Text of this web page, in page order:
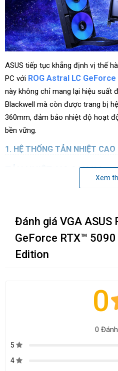
ASUS tiếp tục khẳng định vị thế
PC với ROG Astral LC GeForce
này không chỉ mang lại hiệu suất
Blackwell mà còn được trang bị
360mm, đảm bảo nhiệt độ hoạt
bền vững.
HỆ THỐNG TẢN NHIỆT CAO
TẢN NHIỆT AIO 360MM
Diện tích tản nhiệt tăng
Quạt axial-tech bền bỉ,
hiệu quả hơn.
Kích thước radiator: 400 x
Xem
Đánh giá VGA ASUS
GeForce RTX™ 5090
Edition
0
0
5
4